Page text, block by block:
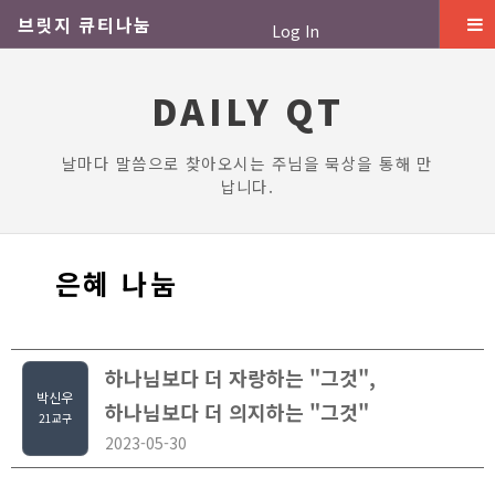
브릿지 큐티나눔 Log In
DAILY QT
날마다 말씀으로 찾아오시는 주님을 묵상을 통해 만
납니다.
은혜 나눔
박신우
21교구
하나님보다 더 자랑하는 "그것",
하나님보다 더 의지하는 "그것"
2023-05-30